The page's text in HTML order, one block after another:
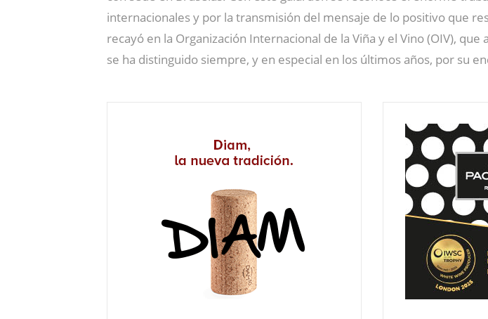
internacionales y por la transmisión del mensaje de lo positivo que
recayó en la Organización Internacional de la Viña y el Vino (OIV),
se ha distinguido siempre, y en especial en los últimos años, por su